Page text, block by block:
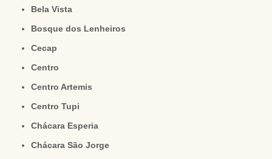
Bela Vista
Bosque dos Lenheiros
Cecap
Centro
Centro Artemis
Centro Tupi
Chácara Esperia
Chácara São Jorge